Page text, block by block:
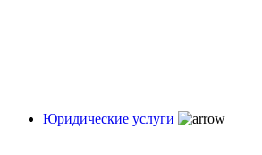
Юридические услуги